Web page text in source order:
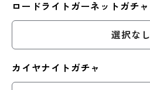
ロードライトガーネットガチャ
選択なし
カイヤナイトガチャ